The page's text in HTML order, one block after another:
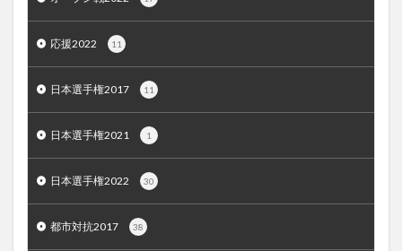
応援2022 11
日本選手権2017 11
日本選手権2021 1
日本選手権2022 30
都市対抗2017 38